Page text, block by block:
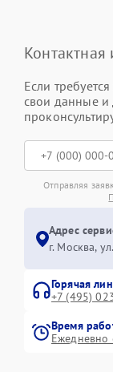
Если
свои данные и
Отправляя
Адрес
г. Москва,
Горячая
+7 (495)
Время
Ежедневно